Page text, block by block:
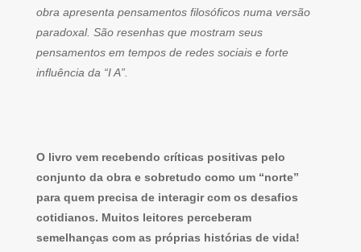
obra apresenta pensamentos filosóficos numa versão
paradoxal. São resenhas que mostram seus
pensamentos em tempos de redes sociais e forte
influência da “I A”.
O livro vem recebendo críticas positivas pelo
conjunto da obra e sobretudo como um “norte”
para quem precisa de interagir com os desafios
cotidianos. Muitos leitores perceberam
semelhanças com as próprias histórias de vida!